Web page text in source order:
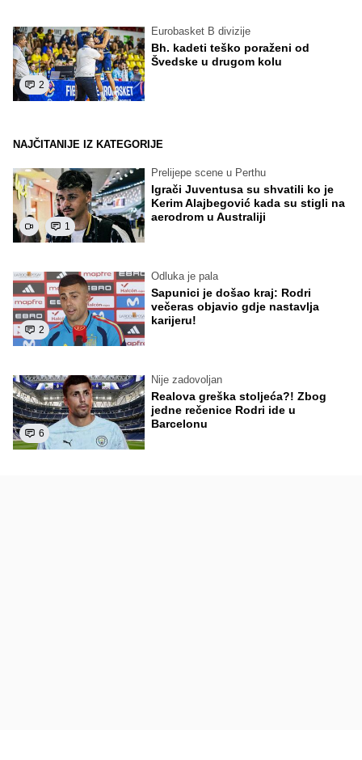
2
Eurobasket B divizije
Bh. kadeti teško poraženi od
Švedske u drugom kolu
NAJČITANIJE IZ KATEGORIJE
1
Prelijepe scene u Perthu
Igrači Juventusa su shvatili ko je
Kerim Alajbegović kada su stigli na
aerodrom u Australiji
2
Odluka je pala
Sapunici je došao kraj: Rodri
večeras objavio gdje nastavlja
karijeru!
6
Nije zadovoljan
Realova greška stoljeća?! Zbog
jedne rečenice Rodri ide u
Barcelonu